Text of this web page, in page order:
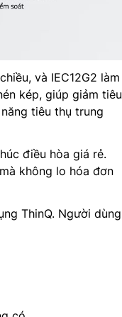
và IEC12G2 làm
kép, giúp giảm tiêu
tiêu thụ trung
điều hòa giá rẻ.
không lo hóa đơn
ThinQ. Người dùng